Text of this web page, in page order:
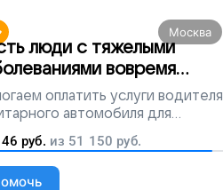
Москва
люди с тяжелыми
вовремя
на лечение
оплатить услуги водителя
автомобиля для
тяжелобольных людей
руб. из 51 150 руб.